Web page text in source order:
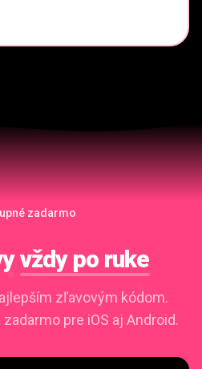
zadarmo
vždy po ruke
zľavovým kódom.
pre iOS aj Android.